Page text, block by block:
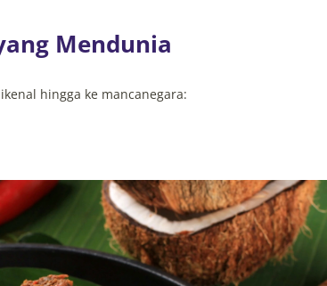
Mendunia
hingga ke mancanegara: